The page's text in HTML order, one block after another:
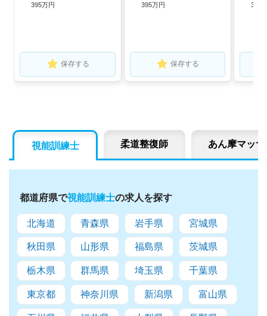
395万円
保存する
395万円
保存する
395
視能訓練士 柔道整復師 あん摩マッ
都道府県で視能訓練士の求人を探す
北海道 青森県 岩手県 宮城県
秋田県 山形県 福島県 茨城県
栃木県 群馬県 埼玉県 千葉県
東京都 神奈川県 新潟県 富山県